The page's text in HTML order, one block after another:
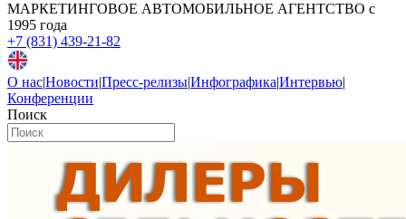
МАРКЕТИНГОВОЕ АВТОМОБИЛЬНОЕ АГЕНТСТВО с
1995 года
+7 (831) 439-21-82
О нас|Новости|Пресс-релизы|Инфографика|Интервью|
Конференции
Поиск